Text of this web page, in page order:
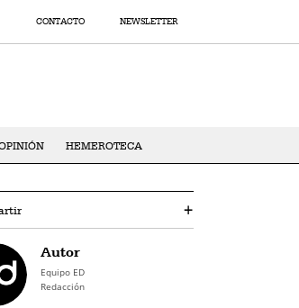
CONTACTO NEWSLETTER
HEMEROTECA
+
Autor
Equipo ED
Redacción